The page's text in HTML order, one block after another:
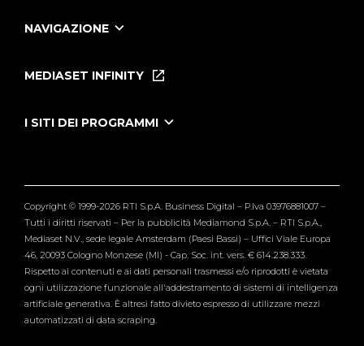
NAVIGAZIONE
Le Iene Presentano Inside
Tutti i servizi
MEDIASET INFINITY
I SITI DEI PROGRAMMI
Verissimo
Copyright © 1999-2026 RTI S.p.A. Business Digital – P.Iva 03976881007 –
Tutti i diritti riservati – Per la pubblicità Mediamond S.p.A. – RTI S.p.A.,
Mediaset N.V., sede legale Amsterdam (Paesi Bassi) – Uffici Viale Europa
46, 20093 Cologno Monzese (MI) - Cap. Soc. int. vers. € 614.238.333.
Rispetto ai contenuti e ai dati personali trasmessi e/o riprodotti è vietata
ogni utilizzazione funzionale all'addestramento di sistemi di intelligenza
artificiale generativa. È altresì fatto divieto espresso di utilizzare mezzi
automatizzati di data scraping.